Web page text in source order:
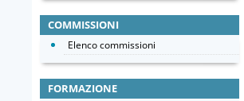
COMMISSIONI
Elenco commissioni
FORMAZIONE